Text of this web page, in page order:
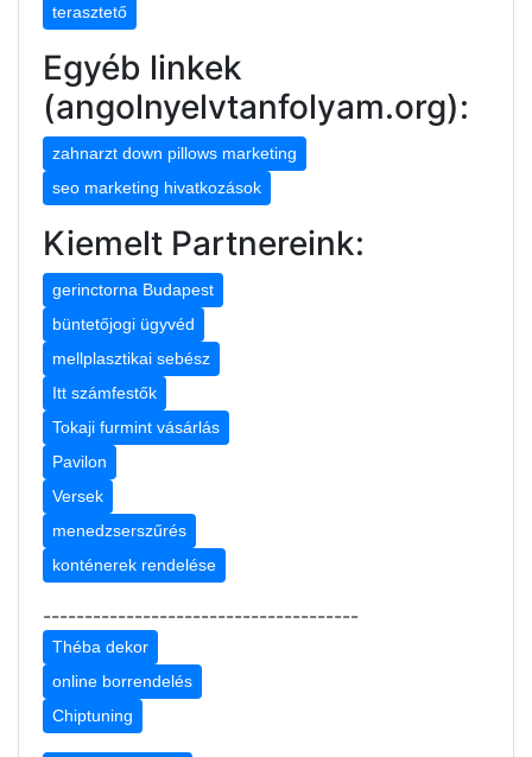
terasztető
Egyéb linkek
(angolnyelvtanfolyam.org):
zahnarzt down pillows marketing
seo marketing hivatkozások
Kiemelt Partnereink:
gerinctorna Budapest
büntetőjogi ügyvéd
mellplasztikai sebész
Itt számfestők
Tokaji furmint vásárlás
Pavilon
Versek
menedzserszűrés
konténerek rendelése
--------------------------------------
Théba dekor
online borrendelés
Chiptuning